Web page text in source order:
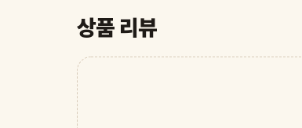
상품 리뷰